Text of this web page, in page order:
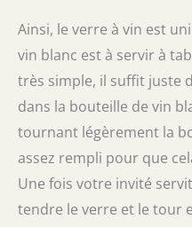
Ainsi, le verre à vin est
vin blanc est à servir à
très simple, il suffit juste
dans la bouteille de vin
tournant légèrement la
assez rempli pour que
Une fois votre invité
tendre le verre et le tour